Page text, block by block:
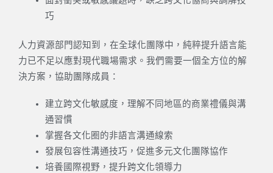
巧
人力資源部門認知到，在全球化團隊中，純粹提升語言能
力已不足以應對現代職場需求。我們需要一個全方位的解
決方案，協助團隊成員：
建立跨文化敏感度，理解不同地區的商業禮儀與溝
通習慣
掌握各文化圈的非語言溝通線索
發展包容性溝通技巧，促進多元文化團隊協作
培養國際視野，提升跨文化領導力